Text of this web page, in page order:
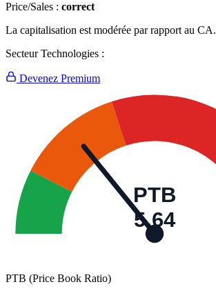
Price/Sales : correct
La capitalisation est modérée par rapport au CA.
Secteur Technologies :
Devenez Premium
PTB
5,64
PTB (Price Book Ratio)